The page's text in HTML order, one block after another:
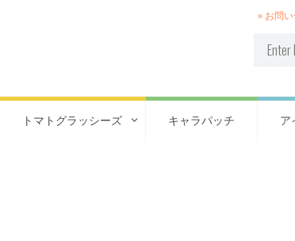
» お問
トマトグラッシーズ キャラパッチ ア